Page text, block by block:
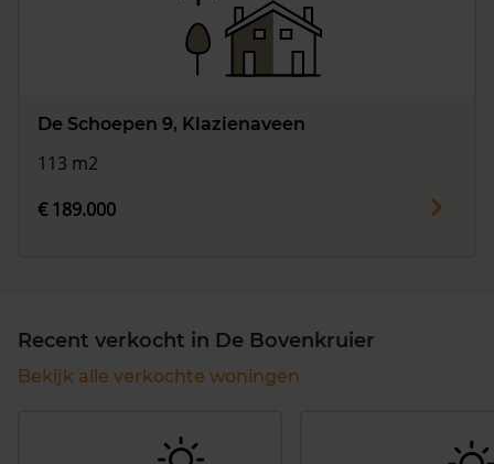
De Schoepen 9, Klazienaveen
113 m2
€ 189.000
Recent verkocht in De Bovenkruier
Bekijk alle verkochte woningen